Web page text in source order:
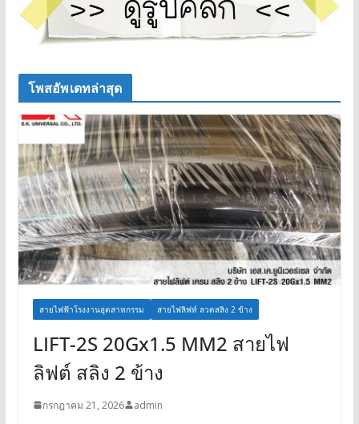
โพสอัพเดทล่าสุด
สายไฟฟ้าโรงงานอุตสาหกรรม สายไฟลิฟท์ ลวดสลิง 2 ข้าง
LIFT-2S 20Gx1.5 MM2 สายไฟ
ลิฟต์ สลิง 2 ข้าง
กรกฎาคม 21, 2026 admin